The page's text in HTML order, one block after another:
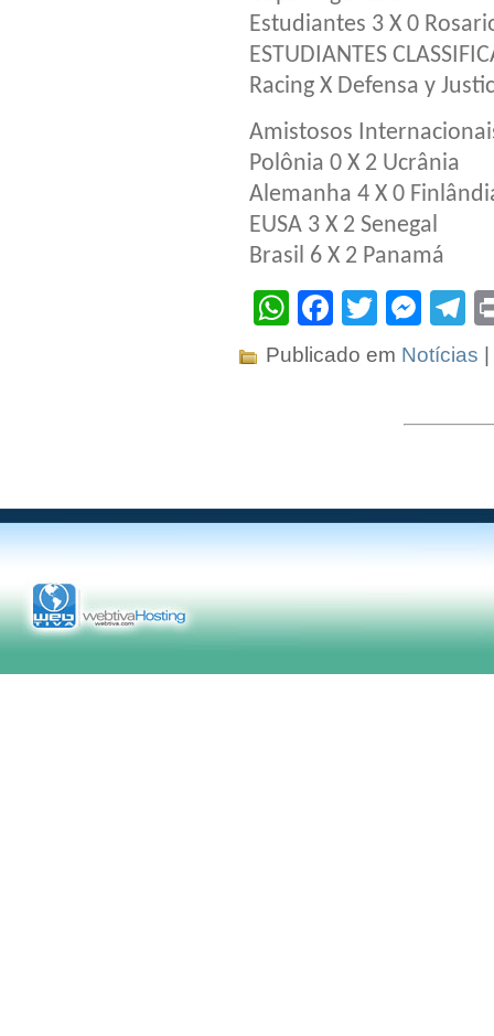
Estudiantes 3 X 0
ESTUDIANTES
Racing X Defensa y
Amistosos
Polônia 0 X 2 Ucrânia
Alemanha 4 X 0
EUSA 3 X 2 Senegal
Brasil 6 X 2 Panamá
WhatsApp
Facebook
Twitter
Publicado em Notícias |